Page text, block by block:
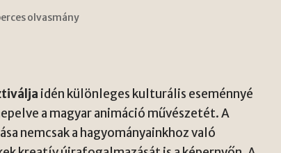
olvasmány
idén különleges kulturális eseménnyé
a magyar animáció művészetét. A
nemcsak a hagyományainkhoz való